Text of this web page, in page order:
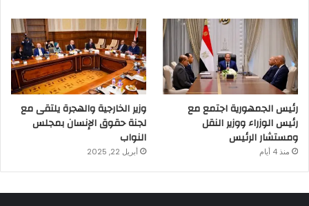
رئيس الجمهورية اجتمع مع
رئيس الوزراء ووزير النقل
ومستشار الرئيس
منذ 4 أيام
وزير الخارجية والهجرة يلتقى مع
لجنة حقوق الإنسان بمجلس
النواب
أبريل 22, 2025